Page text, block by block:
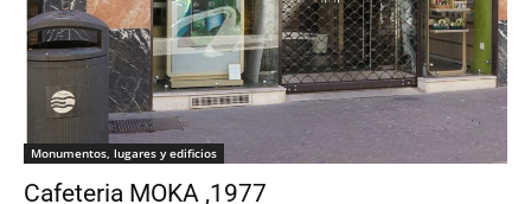
Monumentos, lugares y edificios
Cafeteria MOKA ,1977